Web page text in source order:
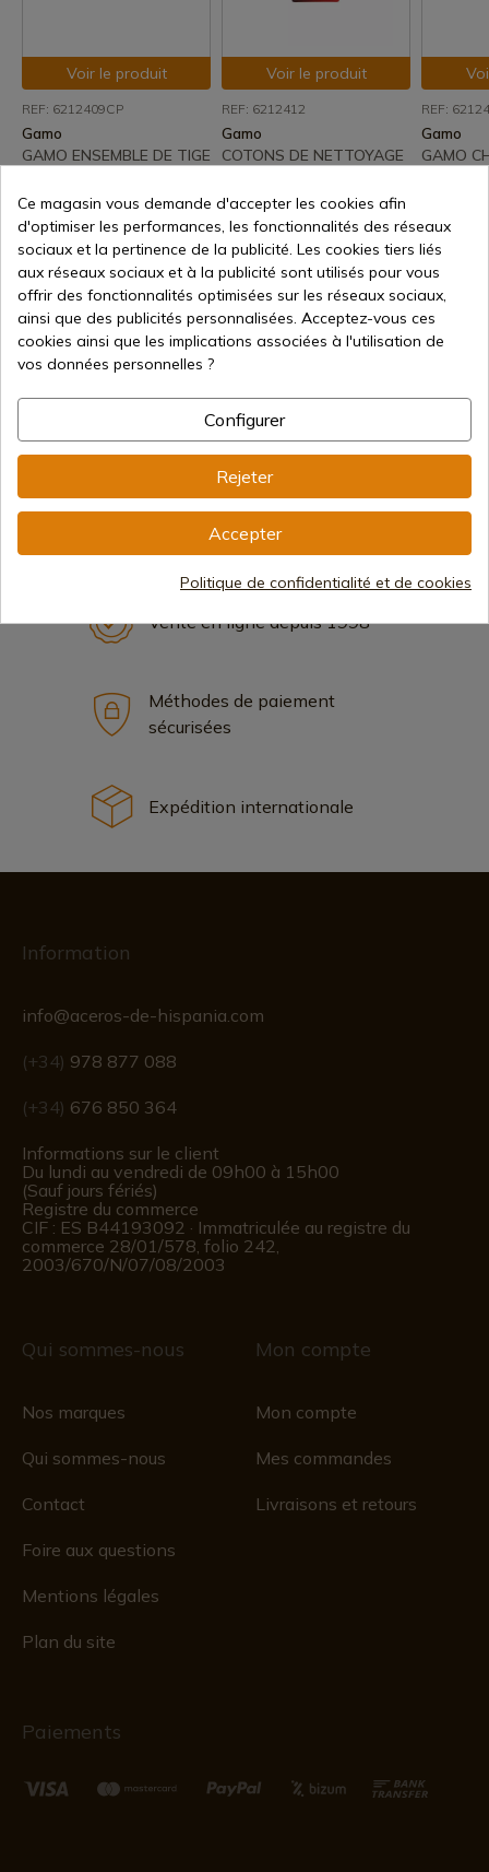
Voir le produit
REF: 6212409CP
Gamo
GAMO ENSEMBLE DE TIGE
Expédition sous 7 à 15
jours
11,50 €
Voir le produit
REF: 6212412
Gamo
COTONS DE NETTOYAGE
En stock - Expédition
immédiate
7,30 €
REF:
Gamo
GAMO
À AIR
6,01 €
Ajouter au panier
Vente en ligne depuis 1998
Méthodes de paiement
sécurisées
Expédition internationale
Information
info@aceros-de-hispania.com
(+34) 978 877 088
(+34) 676 850 364
Informations sur le client
Du lundi au vendredi de 09h00 à 15h00
(Sauf jours fériés)
Registre du commerce
CIF : ES B44193092 · Immatriculée au registre du
commerce 28/01/578, folio 242,
2003/670/N/07/08/2003
Qui sommes-nous
Nos marques
Qui sommes-nous
Contact
Foire aux questions
Mentions légales
Plan du site
Mon compte
Mon compte
Mes commandes
Livraisons et retours
Paiements
Ce magasin vous demande d'accepter les cookies afin
d'optimiser les performances, les fonctionnalités des réseaux
sociaux et la pertinence de la publicité. Les cookies tiers liés
aux réseaux sociaux et à la publicité sont utilisés pour vous
offrir des fonctionnalités optimisées sur les réseaux sociaux,
ainsi que des publicités personnalisées. Acceptez-vous ces
cookies ainsi que les implications associées à l'utilisation de
vos données personnelles ?
Configurer
Rejeter
Accepter
Politique de confidentialité et de cookies